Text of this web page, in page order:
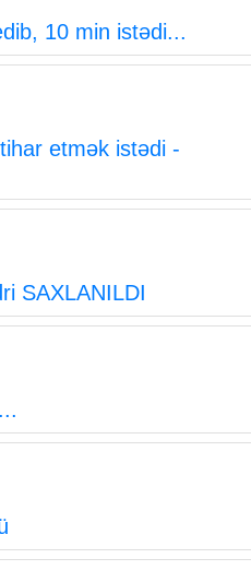
10 min istədi...
etmək istədi -
SAXLANILDI